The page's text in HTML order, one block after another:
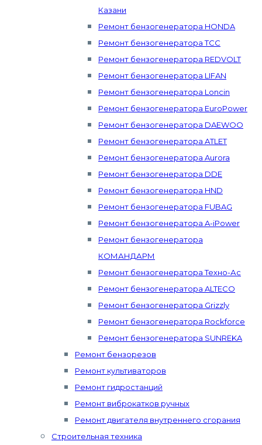
Казани
Ремонт бензогенератора HONDA
Ремонт бензогенератора ТСС
Ремонт бензогенератора REDVOLT
Ремонт бензогенератора LIFAN
Ремонт бензогенератора Loncin
Ремонт бензогенератора EuroPower
Ремонт бензогенератора DAEWOO
Ремонт бензогенератора ATLET
Ремонт бензогенератора Aurora
Ремонт бензогенератора DDE
Ремонт бензогенератора HND
Ремонт бензогенератора FUBAG
Ремонт бензогенератора A-iPower
Ремонт бензогенератора
КОМАНДАРМ
Ремонт бензогенератора Техно-Ас
Ремонт бензогенератора ALTECO
Ремонт бензогенератора Grizzly
Ремонт бензогенератора Rockforce
Ремонт бензогенератора SUNREKA
Ремонт бензорезов
Ремонт культиваторов
Ремонт гидростанций
Ремонт виброкатков ручных
Ремонт двигателя внутреннего сгорания
Строительная техника